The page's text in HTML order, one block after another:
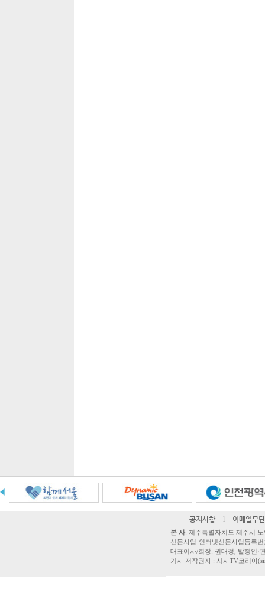
공지사항 l 이메일무
본 사: 제주특별자치도 제주시
신문사업·인터넷신문사업등록
대표이사/회장: 권대정, 발행인·
기사 저작권자 : 시사TV코리아